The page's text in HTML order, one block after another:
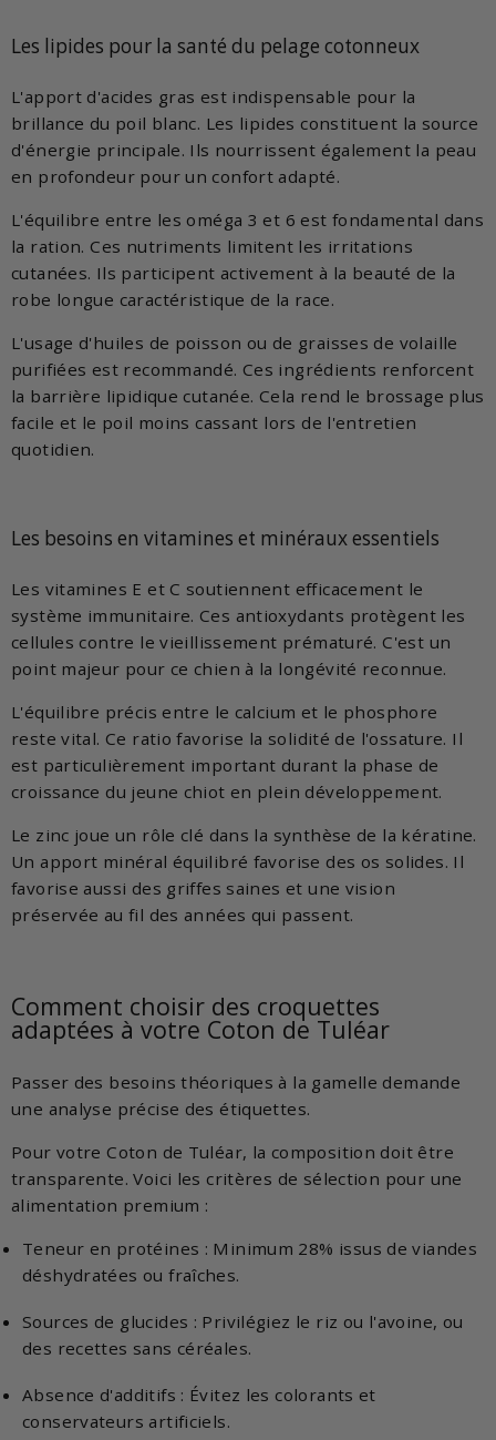
Les lipides pour la santé du pelage cotonneux
L'apport d'acides gras est indispensable pour la
brillance du poil blanc. Les lipides constituent la source
d'énergie principale. Ils nourrissent également la peau
en profondeur pour un confort adapté.
L'équilibre entre les oméga 3 et 6 est fondamental dans
la ration. Ces nutriments limitent les irritations
cutanées. Ils participent activement à la beauté de la
robe longue caractéristique de la race.
L'usage d'huiles de poisson ou de graisses de volaille
purifiées est recommandé. Ces ingrédients renforcent
la barrière lipidique cutanée. Cela rend le brossage plus
facile et le poil moins cassant lors de l'entretien
quotidien.
Les besoins en vitamines et minéraux essentiels
Les vitamines E et C soutiennent efficacement le
système immunitaire. Ces antioxydants protègent les
cellules contre le vieillissement prématuré. C'est un
point majeur pour ce chien à la longévité reconnue.
L'équilibre précis entre le calcium et le phosphore
reste vital. Ce ratio favorise la solidité de l'ossature. Il
est particulièrement important durant la phase de
croissance du jeune chiot en plein développement.
Le zinc joue un rôle clé dans la synthèse de la kératine.
Un apport minéral équilibré favorise des os solides. Il
favorise aussi des griffes saines et une vision
préservée au fil des années qui passent.
Comment choisir des croquettes
adaptées à votre Coton de Tuléar
Passer des besoins théoriques à la gamelle demande
une analyse précise des étiquettes.
Pour votre Coton de Tuléar, la composition doit être
transparente. Voici les critères de sélection pour une
alimentation premium :
Teneur en protéines : Minimum 28% issus de viandes
déshydratées ou fraîches.
Sources de glucides : Privilégiez le riz ou l'avoine, ou
des recettes sans céréales.
Absence d'additifs : Évitez les colorants et
conservateurs artificiels.